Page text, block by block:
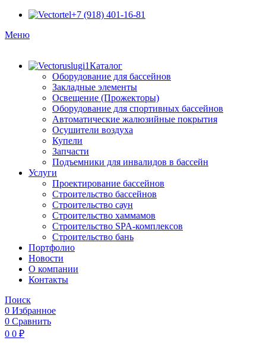
+7 (918) 401-16-81
Меню
Каталог
Оборудование для бассейнов
Закладные элементы
Освещение (Прожекторы)
Оборудование для спортивных бассейнов
Автоматические жалюзийные покрытия
Осушители воздуха
Купели
Запчасти
Подъемники для инвалидов в бассейн
Услуги
Проектирование бассейнов
Строительство бассейнов
Строительство саун
Строительство хаммамов
Строительство SPA-комплексов
Строительство бань
Портфолио
Новости
O компании
Контакты
Поиск
0 Избранное
0 Сравнить
0 0 ₽